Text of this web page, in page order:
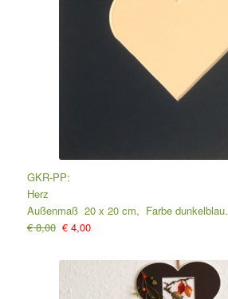
GKR-PP:
Herz
Außenmaß 20 x 20 cm, Farbe dunkelblau.
€ 8,00 € 4,00